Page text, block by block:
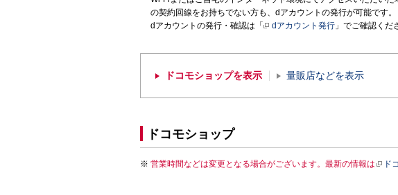
の契約回線をお持ちでない方も、dアカウントの発行が可能です。
dアカウントの発行・確認は「
dアカウント発行 」でご確認くだ
ドコモショップを表示 量販店などを表示
ドコモショップ
営業時間などは変更となる場合がございます。最新の情報は ド